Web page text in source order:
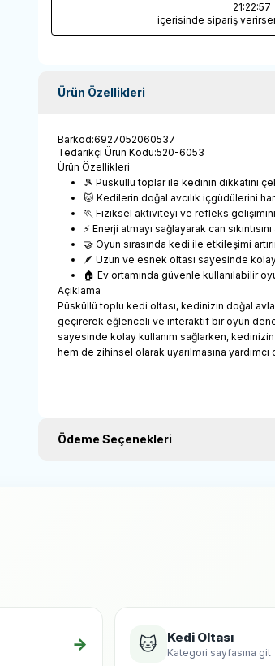
21:22:57
içerisinde sipariş
Ürün Özellikleri
Barkod:6927052060537
Tedarikçi Ürün Kodu:520-6053
Ürün Özellikleri
🎾 Püsküllü toplar ile kedinin dikkatini
🐱 Kedilerin doğal avcılık içgüdülerini
🏃 Fiziksel aktiviteyi ve refleks
⚡ Enerji atmayı sağlayarak can sıkıntısını
🤝 Oyun sırasında kedi ile etkileşimi
🪶 Uzun ve esnek oltası sayesinde
🏠 Ev ortamında güvenle kullanılabilir
Açıklama
Püsküllü toplu kedi oltası, kedinizin doğal
geçirerek eğlenceli ve interaktif bir oyun
sayesinde kolay kullanım sağlarken,
hem de zihinsel olarak uyarılmasına yardımcı
Ödeme Seçenekleri
→ 🐱 Kedi Oltası
Kategori sayfasına git